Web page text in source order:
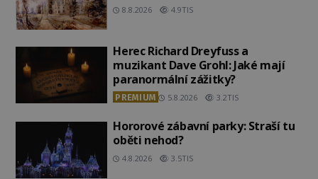
8.8.2026 4.9TIS
Herec Richard Dreyfuss a
muzikant Dave Grohl: Jaké mají
paranormální zážitky?
PREMIUM 5.8.2026 3.2TIS
Hororové zábavní parky: Straší tu
oběti nehod?
4.8.2026 3.5TIS